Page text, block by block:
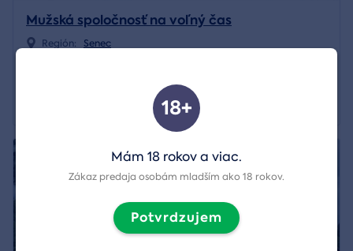
Mužská spoločnosť na voľný čas
Región: Senec
18+
Mám 18 rokov a viac.
Zákaz predaja osobám mladším ako 18 rokov.
Potvrdzujem